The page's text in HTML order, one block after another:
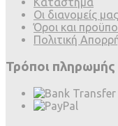
Οι διανομείς μας
Όροι και
Πολιτική
Τρόποι πληρωμής